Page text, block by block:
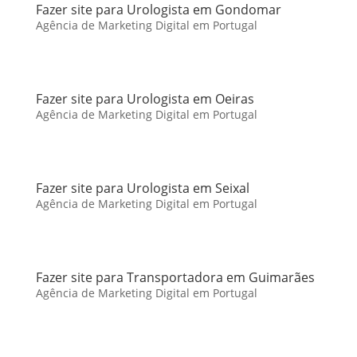
Fazer site para Urologista em Gondomar
Agência de Marketing Digital em Portugal
Fazer site para Urologista em Oeiras
Agência de Marketing Digital em Portugal
Fazer site para Urologista em Seixal
Agência de Marketing Digital em Portugal
Fazer site para Transportadora em Guimarães
Agência de Marketing Digital em Portugal